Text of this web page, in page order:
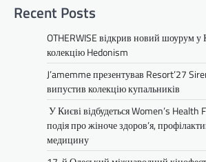
Recent Posts
OTHERWISE відкрив новий шоурум у
колекцію Hedonism
J’amemme презентував Resort’27
випустив колекцію купальників
У Києві відбудеться Women’s
подія про жіноче здоров’я,
медицину